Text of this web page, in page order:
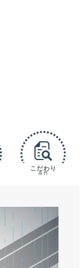
こだわり
条件